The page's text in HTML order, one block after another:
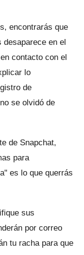
encontrarás que
desaparece en el
contacto con el
lo
de
se olvidó de
de Snapchat,
para
es lo que querrás
sus
por correo
tu racha para que